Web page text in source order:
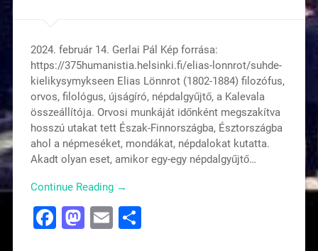
2024. február 14. Gerlai Pál Kép forrása:
https://375humanistia.helsinki.fi/elias-lonnrot/suhde-
kielikysymykseen Elias Lönnrot (1802-1884) filozófus,
orvos, filológus, újságíró, népdalgyűjtő, a Kalevala
összeállítója. Orvosi munkáját időnként megszakítva
hosszú utakat tett Észak-Finnországba, Észtországba
ahol a népmeséket, mondákat, népdalokat kutatta.
Akadt olyan eset, amikor egy-egy népdalgyűjtő…
Continue Reading →
Facebook
Mastodon
EmailOssza